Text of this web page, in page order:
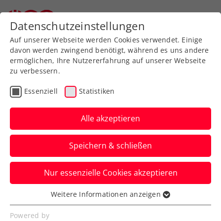
Aktuelle News
News filtern
Datenschutzeinstellungen
Auf unserer Webseite werden Cookies verwendet. Einige
davon werden zwingend benötigt, während es uns andere
ermöglichen, Ihre Nutzererfahrung auf unserer Webseite
zu verbessern.
Essenziell Statistiken
Alle akzeptieren
Speichern & schließen
Nur essenzielle Cookies akzeptieren
Essenziell
Essenzielle Cookies werden für grundlegende
Weitere Informationen anzeigen
Powered by